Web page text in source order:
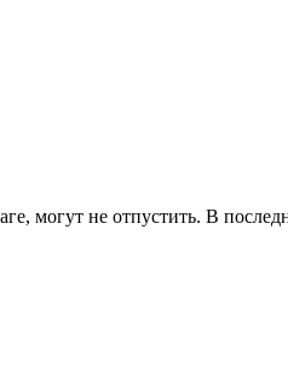
могут не отпустить. В